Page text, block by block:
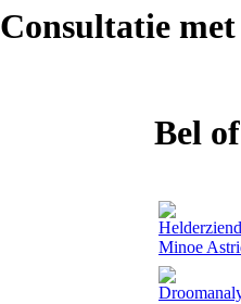
Consultatie met
Bel